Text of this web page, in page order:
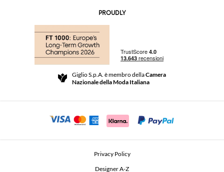
Community Store
Beauty Seekers VIP Club
Resi e Rimborsi
Termini e Condizioni di vendita
Comunicazione di sicurezza
PROUDLY
Giglio S.p.A. è membro dellaCamera
Nazionale della Moda Italiana
Privacy Policy
Designer A-Z